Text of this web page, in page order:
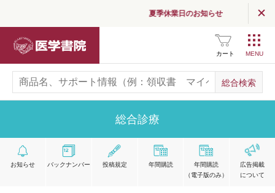
夏季休業日のお知らせ
カート
総合診療
お知らせ バックナンバー 投稿規定 年間購読
年間購読
（電子版のみ）
広告掲載
について